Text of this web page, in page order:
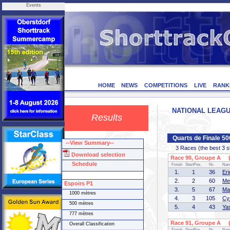
Events
HOME NEWS COMPETITIONS LIVE
Results
NATIONAL
Quarts de Finale
3 Races (the best 3
Race 90, Groupe A
Finish StartPos. Nr.
1. 1 36
2.
2 60
3.
5 67
4.
3 105
5.
4 43
Race 91, Groupe A
--View Summary--
Download selection
Schedule
Espoirs P1
1000 mètres
500 mètres
777 mètres
Overall Classification